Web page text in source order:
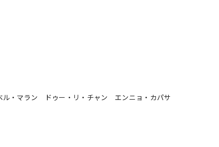
・マラン ドゥー・リ・チャン エンニョ・カパサ